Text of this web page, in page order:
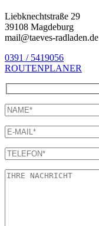
Liebknechtstraße 29
39108 Magdeburg
mail@taeves-radladen.de
0391 / 5419056
ROUTENPLANER